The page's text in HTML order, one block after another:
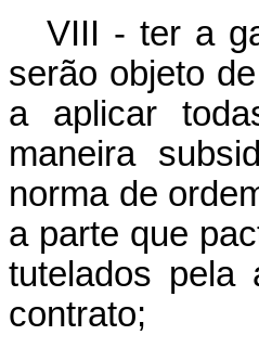
VIII - ter a
serão objeto
a aplicar
maneira
norma de
a parte que
tutelados pela
contrato;